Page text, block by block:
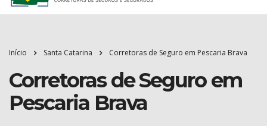
Início Santa Catarina Corretoras de Seguro em Pescaria Brava
Corretoras de Seguro em
Pescaria Brava